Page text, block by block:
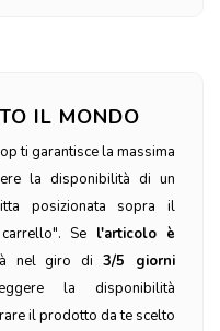
IL MONDO
ti garantisce la massima
la disponibilità di un
posizionata sopra il
Se l'articolo è
nel giro di3/5 giorni
la disponibilità
il prodotto da te scelto